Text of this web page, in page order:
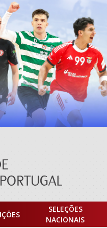
SELEÇÕES
NACIONAIS